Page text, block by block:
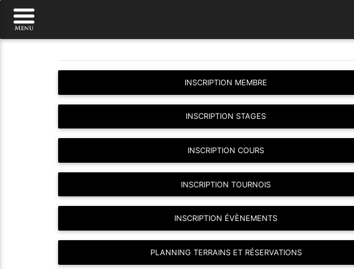
INSCRIPTION MEMBRE
INSCRIPTION STAGES
INSCRIPTION COURS
INSCRIPTION TOURNOIS
INSCRIPTION ÉVÈNEMENTS
PLANNING TERRAINS ET RÉSERVATIONS